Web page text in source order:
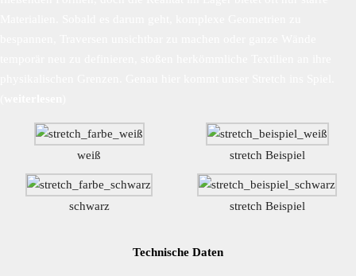
weiß stretch Beispiel
schwarz stretch Beispiel
Technische Daten